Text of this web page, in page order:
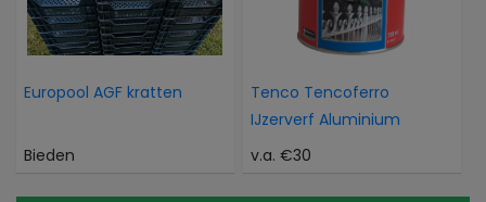
Europool AGF kratten
Bieden
Tenco Tencoferro
IJzerverf Aluminium
v.a. €30